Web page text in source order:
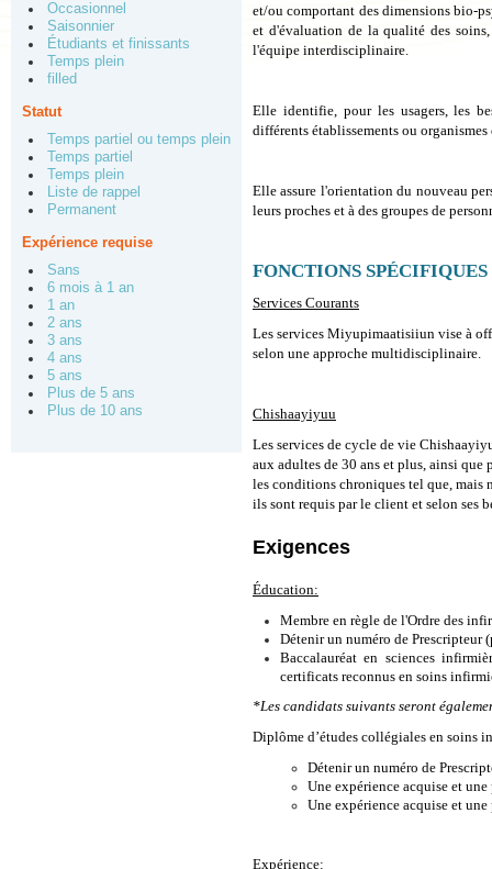
Occasionnel
Saisonnier
Étudiants et finissants
Temps plein
filled
Statut
Temps partiel ou temps plein
Temps partiel
Temps plein
Liste de rappel
Permanent
Expérience requise
Sans
6 mois à 1 an
1 an
2 ans
3 ans
4 ans
5 ans
Plus de 5 ans
Plus de 10 ans
et/ou comportant des dimensions bio-
et d'évaluation de la qualité des
l'équipe interdisciplinaire.
Elle identifie, pour les usagers, les
différents établissements ou
Elle assure l'orientation du nouveau
leurs proches et à des groupes de
FONCTIONS SPÉCIFIQUES
Services Courants
Les services Miyupimaatisiiun vise à
selon une approche multidisciplinaire.
Chishaayiyuu
Les services de cycle de vie
aux adultes de 30 ans et plus, ainsi
les conditions chroniques tel que, mais
ils sont requis par le client et selon ses
Exigences
Éducation:
Membre en règle de l'Ordre des
Détenir un numéro de
Baccalauréat en sciences
certificats reconnus en soins
*Les candidats suivants seront
Diplôme d’études collégiales en soins
Détenir un numéro de
Une expérience acquise et
Une expérience acquise et
Expérience: